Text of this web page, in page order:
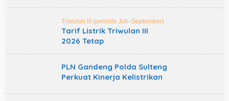
Triwulan III (periode Juli–September)
Tarif Listrik Triwulan III
2026 Tetap
PLN Gandeng Polda Sulteng
Perkuat Kinerja Kelistrikan